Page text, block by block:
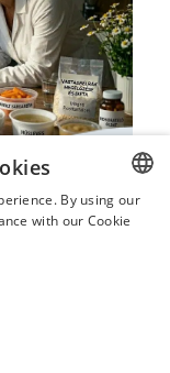
együnk
a
A
megelőzni az
HUNGARIAN
By using our
with our Cookie